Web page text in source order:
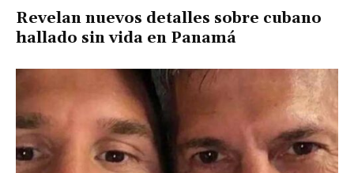
Revelan nuevos detalles sobre cubano
hallado sin vida en Panamá